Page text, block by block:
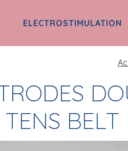
ELECTROSTIMULATION
TENS BELT